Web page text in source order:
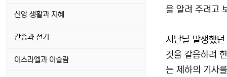
을 알려 주려고
지난날 발생했
것을 갈음하려
는 제하의 기사
신앙 생활과 지혜
간증과 전기
이스라엘과 이슬람